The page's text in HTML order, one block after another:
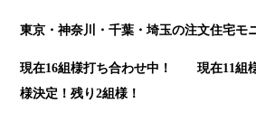
東京・神奈川・千葉・埼玉の注文住宅モ
現在16組様打ち合わせ中！ 現在11組
様決定！残り2組様！